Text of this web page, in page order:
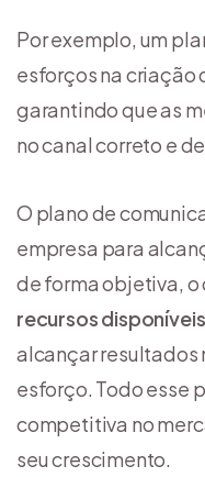
Por exemplo, um
esforços na criação
garantindo que as
no canal correto e
O plano de
empresa para
de forma objetiva, o
recursos disponíveis
alcançar resultados
esforço. Todo esse
competitiva no
seu crescimento.